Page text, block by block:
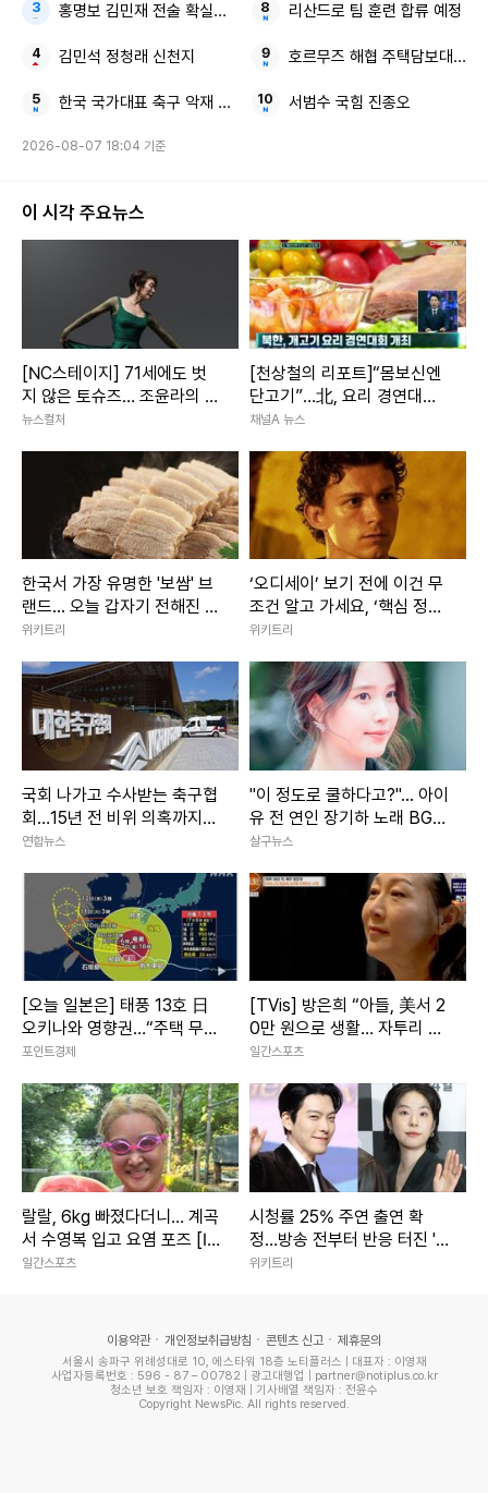
홍명보 김민재 전술 확실한 감독
김민석 정청래 신천지
한국 국가대표 축구 악재 응급처치
리산드로 팀 훈련 합류 예정
호르무즈 해협 주택담보대출
서범수 국힘 진종오
2026-08-07 18:04 기준
이 시각 주요뉴스
[NC스테이지] 71세에도 벗
지 않은 토슈즈… 조윤라의 시
간은 아직 현재형
뉴스컬처
[천상철의 리포트]“몸보신엔
단고기”…北, 요리 경연대회
개최
채널A 뉴스
한국서 가장 유명한 '보쌈' 브
랜드... 오늘 갑자기 전해진 안
좋은 소식
위키트리
‘오디세이’ 보기 전에 이건 무
조건 알고 가세요, ‘핵심 정보’
7가지 (+오디세이 쿠키 유무
위키트리
국회 나가고 수사받는 축구협
회…15년 전 비위 의혹까지
'파묘'
연합뉴스
"이 정도로 쿨하다고?"... 아이
유 전 연인 장기하 노래 BGM
선택해 난리 난 상황
살구뉴스
[오늘 일본은] 태풍 13호 日
오키나와 영향권…“주택 무너
질 강풍” 최대 200㎜ 폭우
포인트경제
[TVis] 방은희 “아들, 美서 2
0만 원으로 생활… 자투리 고
기 먹는다고” 눈물 (특종세
일간스포츠
랄랄, 6kg 빠졌다더니… 계곡
서 수영복 입고 요염 포즈 [IS
하이컷]
일간스포츠
시청률 25% 주연 출연 확
정…방송 전부터 반응 터진 '7
00만 뷰 웹툰' 원작 드라마
위키트리
이용약관 개인정보취급방침 콘텐츠 신고 제휴문의
서울시 송파구 위례성대로 10, 에스타워 18층 노티플러스 | 대표자 : 이영재
사업자등록번호 : 596 - 87 – 00782 | 광고대행업 | partner@notiplus.co.kr
청소년 보호 책임자 : 이영재 | 기사배열 책임자 : 전윤수
Copyright NewsPic. All rights reserved.